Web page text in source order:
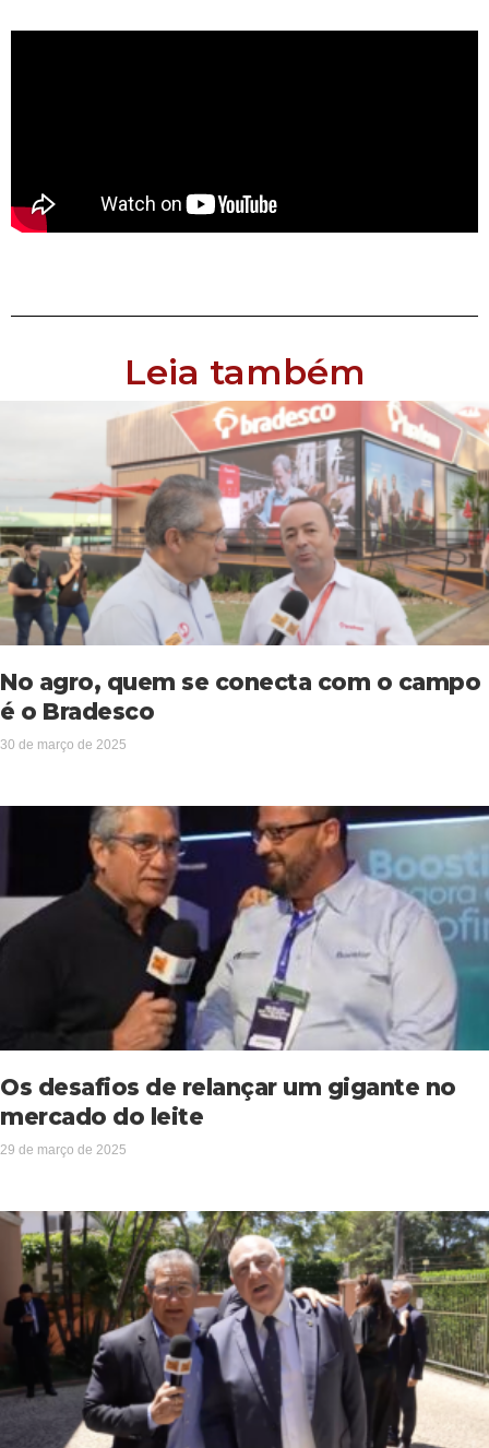
Leia também
No agro, quem se conecta com o campo
é o Bradesco
30 de março de 2025
Os desafios de relançar um gigante no
mercado do leite
29 de março de 2025